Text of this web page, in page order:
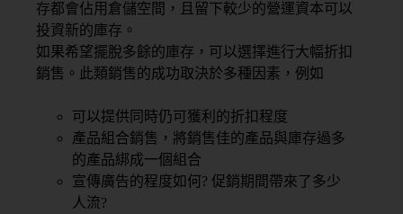
存都會佔用倉儲空間，且留下較少的營運資本可以
投資新的庫存。
如果希望擺脫多餘的庫存，可以選擇進行大幅折扣
銷售。此類銷售的成功取決於多種因素，例如
可以提供同時仍可獲利的折扣程度
產品組合銷售，將銷售佳的產品與庫存過多
的產品綁成一個組合
宣傳廣告的程度如何? 促銷期間帶來了多少
人流?